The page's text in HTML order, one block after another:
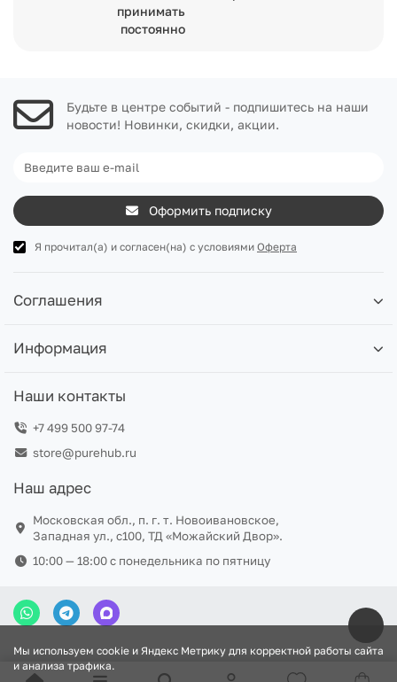
принимать
постоянно
Мы используем cookie и Яндекс Метрику для корректной работы сайта
и анализа трафика.
Будьте в центре событий - подпишитесь на наши
новости! Новинки, скидки, акции.
Оформить подписку
Я прочитал(а) и согласен(на) с условиями Оферта
Соглашения
Информация
Наши контакты
+7 499 500 97-74
store@purehub.ru
Наш адрес
Московская обл., п. г. т. Новоивановское,
Западная ул., с100, ТД «Можайский Двор».
10:00 — 18:00 c понедельника по пятницу